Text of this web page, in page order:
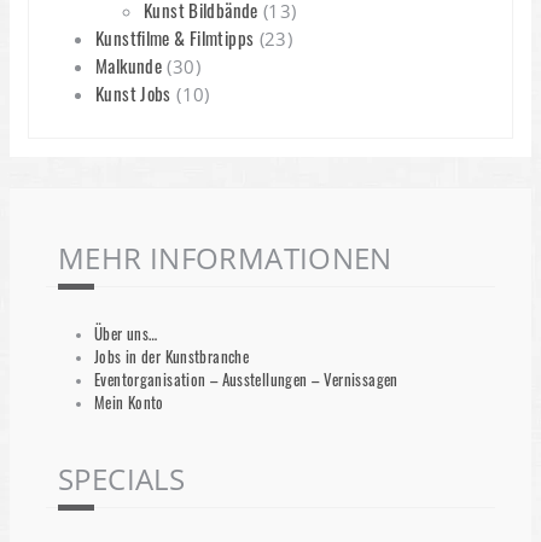
Kunst Bildbände (13)
Kunstfilme & Filmtipps (23)
Malkunde (30)
Kunst Jobs (10)
MEHR INFORMATIONEN
Über uns…
Jobs in der Kunstbranche
Eventorganisation – Ausstellungen – Vernissagen
Mein Konto
SPECIALS